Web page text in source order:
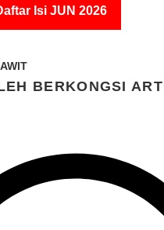
Isi JUN 2026
BERKONGSI